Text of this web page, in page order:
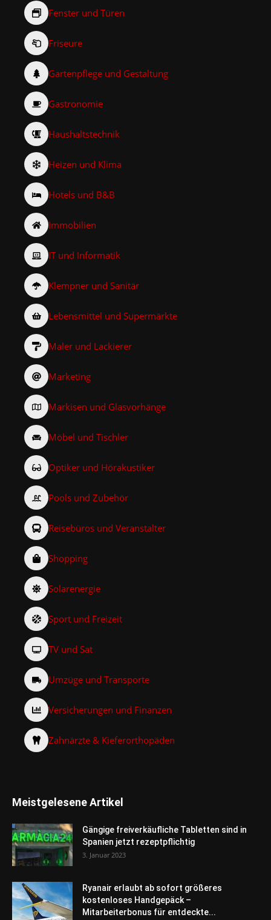
Fenster und Türen
Friseure
Gartenpflege und Gestaltung
Gastronomie
Haushaltstechnik
Heizen und Klima
Hotels und B&B
Immobilien
IT und Informatik
Klempner und Sanitär
Lebensmittel und Supermärkte
Maler und Lackierer
Marketing
Markisen und Glasvorhänge
Möbel und Tischler
Optiker und Hörakustiker
Pools und Zubehör
Reisebüros und Veranstalter
Shopping
Solarenergie
Sport und Freizeit
TV und Sat
Umzüge und Transporte
Versicherungen und Finanzen
Zahnärzte & Kieferorthopäden
Meistgelesene Artikel
Gängige freiverkäufliche Tabletten sind in
Spanien jetzt rezeptpflichtig
3. Januar 2023
Ryanair erlaubt ab sofort größeres
kostenloses Handgepäck –
Mitarbeiterbonus für entdeckte...